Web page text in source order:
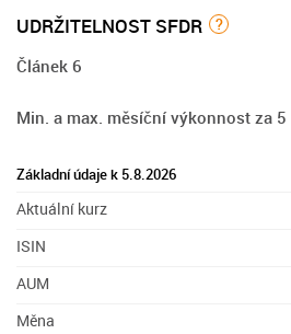
UDRŽITELNOST SFDR ?
Článek 6
Min. a max. měsíční výkonnost za 5
Základní údaje k 5.8.2026
Aktuální kurz
ISIN
AUM
Měna